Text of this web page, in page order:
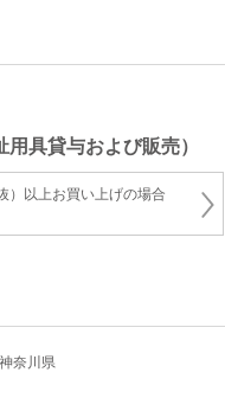
具貸与および販売）
以上お買い上げの場合
奈川県